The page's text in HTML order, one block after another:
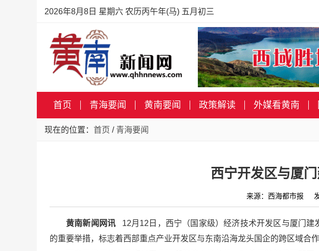
2026年8月8日 星期六 农历丙午年(马) 五月初三
首页 青海要闻 黄南要闻 政策解读 外媒看黄南
现在的位置： 首页 / 青海要闻
西宁开发区与厦
来源：西海都市报
黄南新闻网讯
12月12日，西宁（国家级）经济技术开发区与厦门
的重要举措，标志着西部重点产业开发区与东南沿海龙头国企的跨区域合